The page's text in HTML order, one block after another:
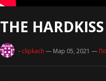
THE
- clipkach — Мар 05, 2021 —